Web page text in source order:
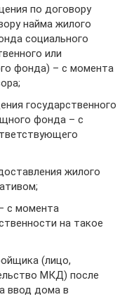
по договору
найма жилого
социального
или
фонда) – с момента
государственного
фонда – с
жилого
с момента
на такое
(лицо,
МКД) после
ввод дома в